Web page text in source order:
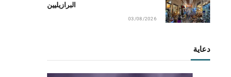
البرازيليين
03/08/2026
دعاية